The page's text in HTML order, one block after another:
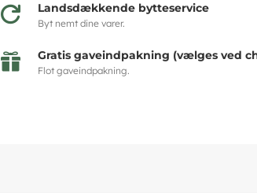
 Landsdækkende bytteservice
Byt nemt dine varer.
 Gratis gaveindpakning (vælges ved
Flot gaveindpakning.